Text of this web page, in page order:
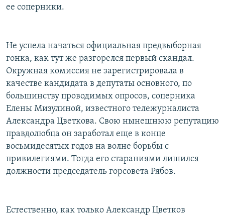
ее соперники.
Не успела начаться официальная предвыборная
гонка, как тут же разгорелся первый скандал.
Окружная комиссия не зарегистрировала в
качестве кандидата в депутаты основного, по
большинству проводимых опросов, соперника
Елены Мизулиной, известного тележурналиста
Александра Цветкова. Свою нынешнюю репутацию
правдолюбца он заработал еще в конце
восьмидесятых годов на волне борьбы с
привилегиями. Тогда его стараниями лишился
должности председатель горсовета Рябов.
Естественно, как только Александр Цветков